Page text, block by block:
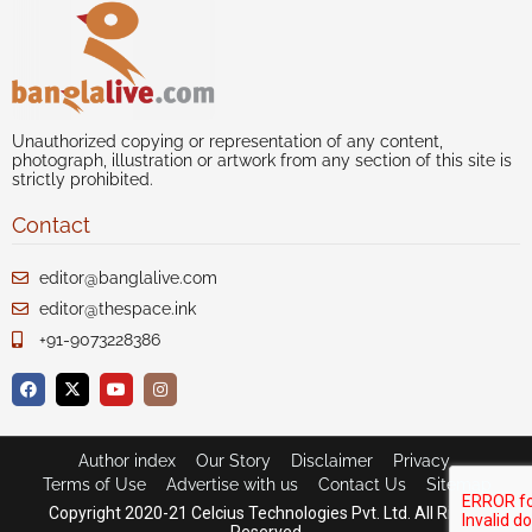
Unauthorized copying or representation of any content,
photograph, illustration or artwork from any section of this site is
strictly prohibited.
Contact
editor@banglalive.com
editor@thespace.ink
+91-9073228386
Copyright 2020-21 Celcius Technologies Pvt. Ltd. All Rights
Author index Our Story Disclaimer
Privacy
Terms of Use
Advertise with us Contact Us Sitemap